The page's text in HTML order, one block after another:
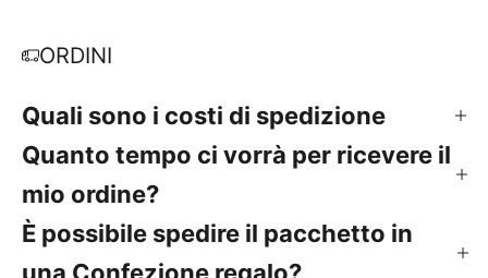
ORDINI
Quali sono i costi di spedizione
Quanto tempo ci vorrà per ricevere il
mio ordine?
È possibile spedire il pacchetto in
una Confezione regalo?